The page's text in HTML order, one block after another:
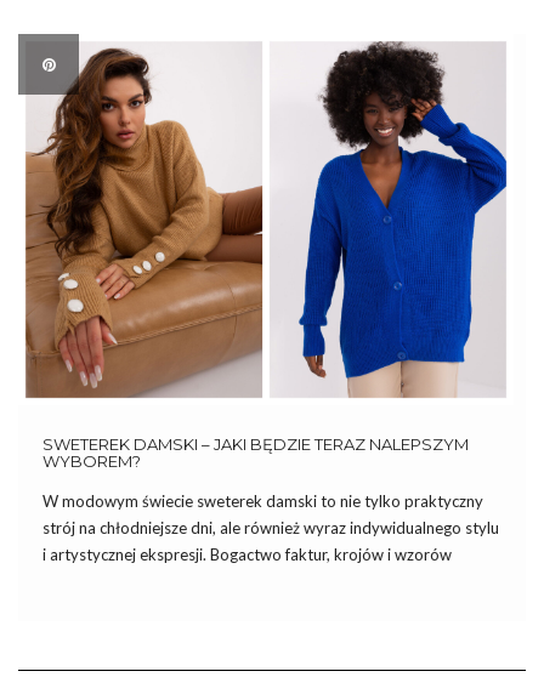
SWETEREK DAMSKI – JAKI BĘDZIE TERAZ NALEPSZYM
WYBOREM?
W modowym świecie sweterek damski to nie tylko praktyczny
strój na chłodniejsze dni, ale również wyraz indywidualnego stylu
i artystycznej ekspresji. Bogactwo faktur, krojów i wzorów